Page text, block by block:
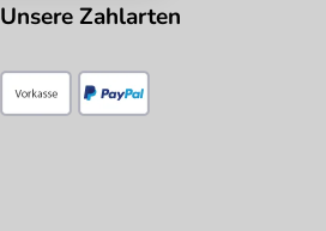
Unsere Zahlarten